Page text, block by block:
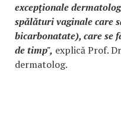
excepţionale
spălături vaginale care
bicarbonatate), care se
de timp", explică Prof.
dermatolog.